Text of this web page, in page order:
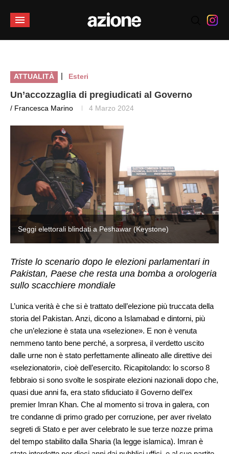
ATTUALITÀ | Esteri
Un’accozzaglia di pregiudicati al Governo
/ Francesca Marino 4 Marzo 2024
Seggi elettorali blindati a Peshawar (Keystone)
Triste lo scenario dopo le elezioni parlamentari in
Pakistan, Paese che resta una bomba a orologeria
sullo scacchiere mondiale
L’unica verità è che si è trattato dell’elezione più truccata della
storia del Pakistan. Anzi, dicono a Islamabad e dintorni, più
che un’elezione è stata una «selezione». E non è venuta
nemmeno tanto bene perché, a sorpresa, il verdetto uscito
dalle urne non è stato perfettamente allineato alle direttive dei
«selezionatori», cioè dell’esercito. Ricapitolando: lo scorso 8
febbraio si sono svolte le sospirate elezioni nazionali dopo che,
quasi due anni fa, era stato sfiduciato il Governo dell’ex
premier Imran Khan. Che al momento si trova in galera, con
tre condanne di primo grado per corruzione, per aver rivelato
segreti di Stato e per aver celebrato le sue terze nozze prima
del tempo stabilito dalla Sharia (la legge islamica). Imran è
stato interdetto per dieci anni dai pubblici uffici, e al suo partito